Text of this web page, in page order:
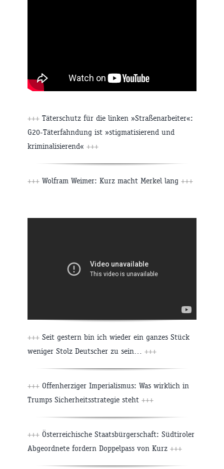
+++ Täterschutz für die linken »Straßenarbeiter«:
G20-Täterfahndung ist »stigmatisierend und
kriminalisierend« +++
+++ Wolfram Weimer: Kurz macht Merkel lang +++
+++ Seit gestern bin ich wieder ein ganzes Stück
weniger Stolz Deutscher zu sein… +++
+++ Offenherziger Imperialismus: Was wirklich in
Trumps Sicherheitsstrategie steht +++
+++ Österreichische Staatsbürgerschaft: Südtiroler
Abgeordnete fordern Doppelpass von Kurz +++